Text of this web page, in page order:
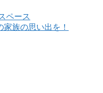
ペース
家族の思い出を！